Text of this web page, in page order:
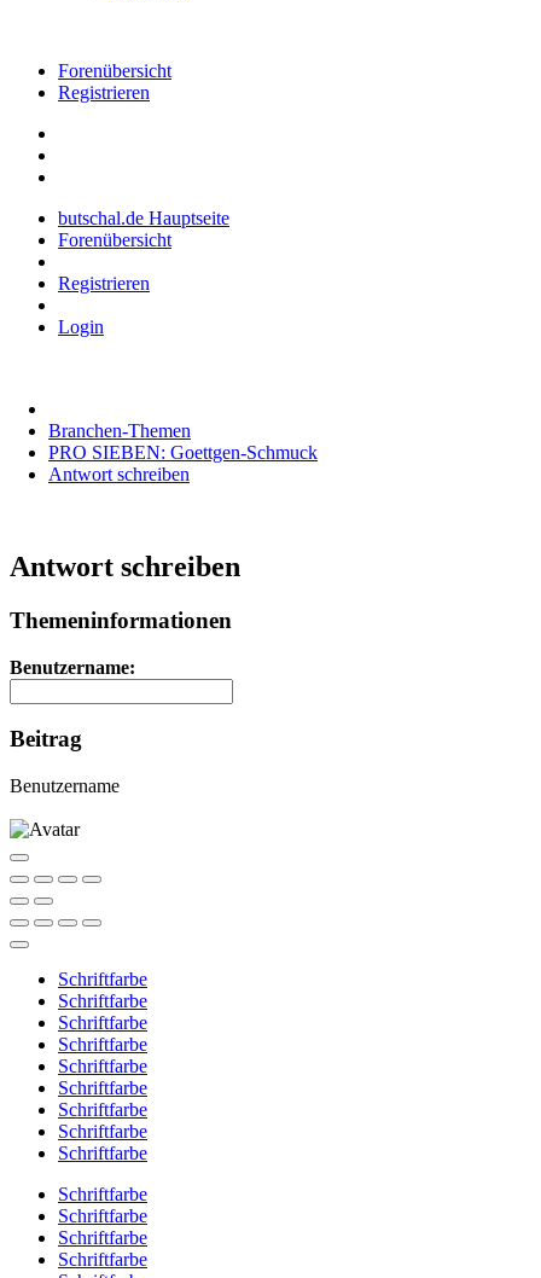
Forenübersicht
Registrieren
butschal.de Hauptseite
Forenübersicht
Registrieren
Login
Branchen-Themen
PRO SIEBEN: Goettgen-Schmuck
Antwort schreiben
Antwort schreiben
Themeninformationen
Benutzername:
Beitrag
Benutzername
Schriftfarbe
Schriftfarbe
Schriftfarbe
Schriftfarbe
Schriftfarbe
Schriftfarbe
Schriftfarbe
Schriftfarbe
Schriftfarbe
Schriftfarbe
Schriftfarbe
Schriftfarbe
Schriftfarbe